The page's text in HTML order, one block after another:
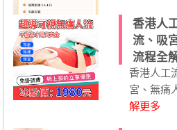
香港人
流、吸
流程全
香港人工
宮、無痛
解更多